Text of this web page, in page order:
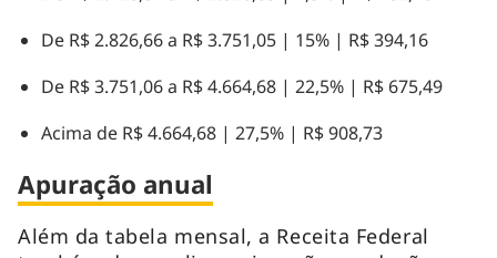
De R$ 2.826,66 a R$ 3.751,05 | 15% | R$ 394,16
De R$ 3.751,06 a R$ 4.664,68 | 22,5% | R$ 675,49
Acima de R$ 4.664,68 | 27,5% | R$ 908,73
Apuração anual
Além da tabela mensal, a Receita Federal